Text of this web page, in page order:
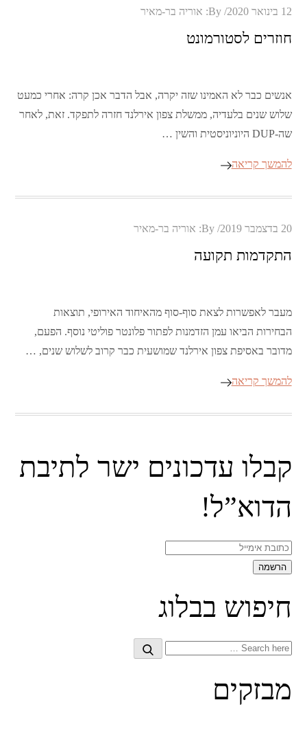
Posted
12 בינואר 2020 By: אוריה בר-מאיר
חוזרים לסטורמונט
אנשים כבר לא האמינו שזה יקרה, אבל הדבר אכן קרה: אחרי כמעט
שלוש שנים בלעדיה, ממשלת צפון אירלנד חזרה לתפקד. זאת, לאחר
שה-DUP היוניוניסטית והשין …
להמשך קריאה
Posted
20 בדצמבר 2019 By: אוריה בר-מאיר
התקדמות תקועה
מעבר לאפשרות לצאת סוף-סוף מהאיחוד האירופי, תוצאות
הבחירות הביאו עמן הזדמנות לפתור פלונטר פוליטי נוסף. הפעם,
מדובר באסיפת צפון אירלנד שמושעית כבר קרוב לשלוש שנים, …
להמשך קריאה
קבלו עדכונים ישר לתיבת
הדוא”ל!
חיפוש בבלוג
Search
Search
מבזקים